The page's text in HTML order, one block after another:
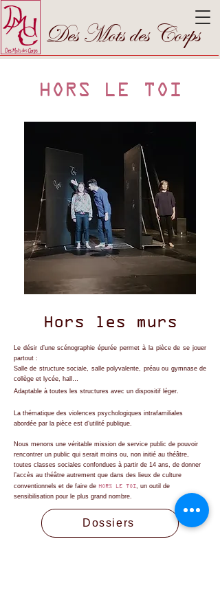
Des Mots des Corps
HORS LE TOI
Hors les murs
Le désir d’une scénographie épurée permet à la pièce de se jouer
partout :
Salle de structure sociale, salle polyvalente, préau ou gymnase de
collège et lycée, hall…
Adaptable à toutes les structures avec un dispositif léger.
La thématique des violences psychologiques intrafamiliales
abordée par la pièce est d’utilité publique.
Nous menons une véritable mission de service public de pouvoir
rencontrer un public qui serait moins ou, non initié au théâtre,
toutes classes sociales confondues à partir de 14 ans, de donner
l’accès au théâtre autrement que dans des lieux de culture
conventionnels et de faire de HORS LE TOI, un outil de
sensibilisation pour le plus grand nombre.
Dossiers